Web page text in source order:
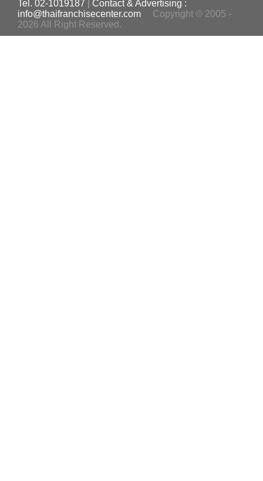
Tel. 02-1019187
Contact & Advertising :
info@thaifranchisecenter.com
Copyright © 2005 -
2026 All Right Reserved.